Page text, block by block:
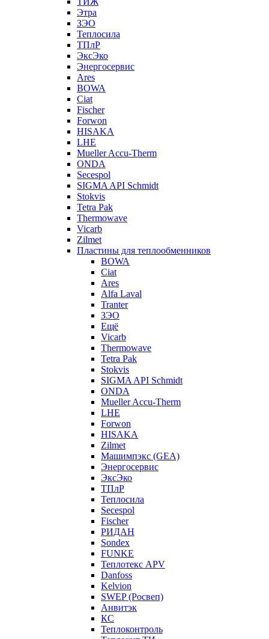
Этра
ЗЭО
Теплосила
ТПлР
ЭксЭко
Энергосервис
Ares
BOWA
Ciat
Fischer
Forwon
HISAKA
LHE
Mueller Accu-Therm
ONDA
Secespol
SIGMA API Schmidt
Stokvis
Tetra Pak
Thermowave
Vicarb
Zilmet
Пластины для теплообменников
BOWA
Ciat
Ares
Alfa Laval
Tranter
ЗЭО
Ещё
Vicarb
Thermowave
Tetra Pak
Stokvis
SIGMA API Schmidt
ONDA
Mueller Accu-Therm
LHE
Forwon
HISAKA
Zilmet
Машимпэкс (GEA)
Энергосервис
ЭксЭко
ТПлР
Теплосила
Secespol
Fischer
РИДАН
Sondex
FUNKE
Теплотекс APV
Danfoss
Kelvion
SWEP (Росвеп)
Анвитэк
КС
Теплоконтроль